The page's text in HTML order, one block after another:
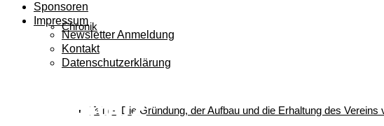
Chronik
Teil I – Die Gründung, der Aufbau und die Erhaltung des Vereins
Sponsoren
Impressum
Newsletter Anmeldung
Kontakt
Datenschutzerklärung
JSS_4602